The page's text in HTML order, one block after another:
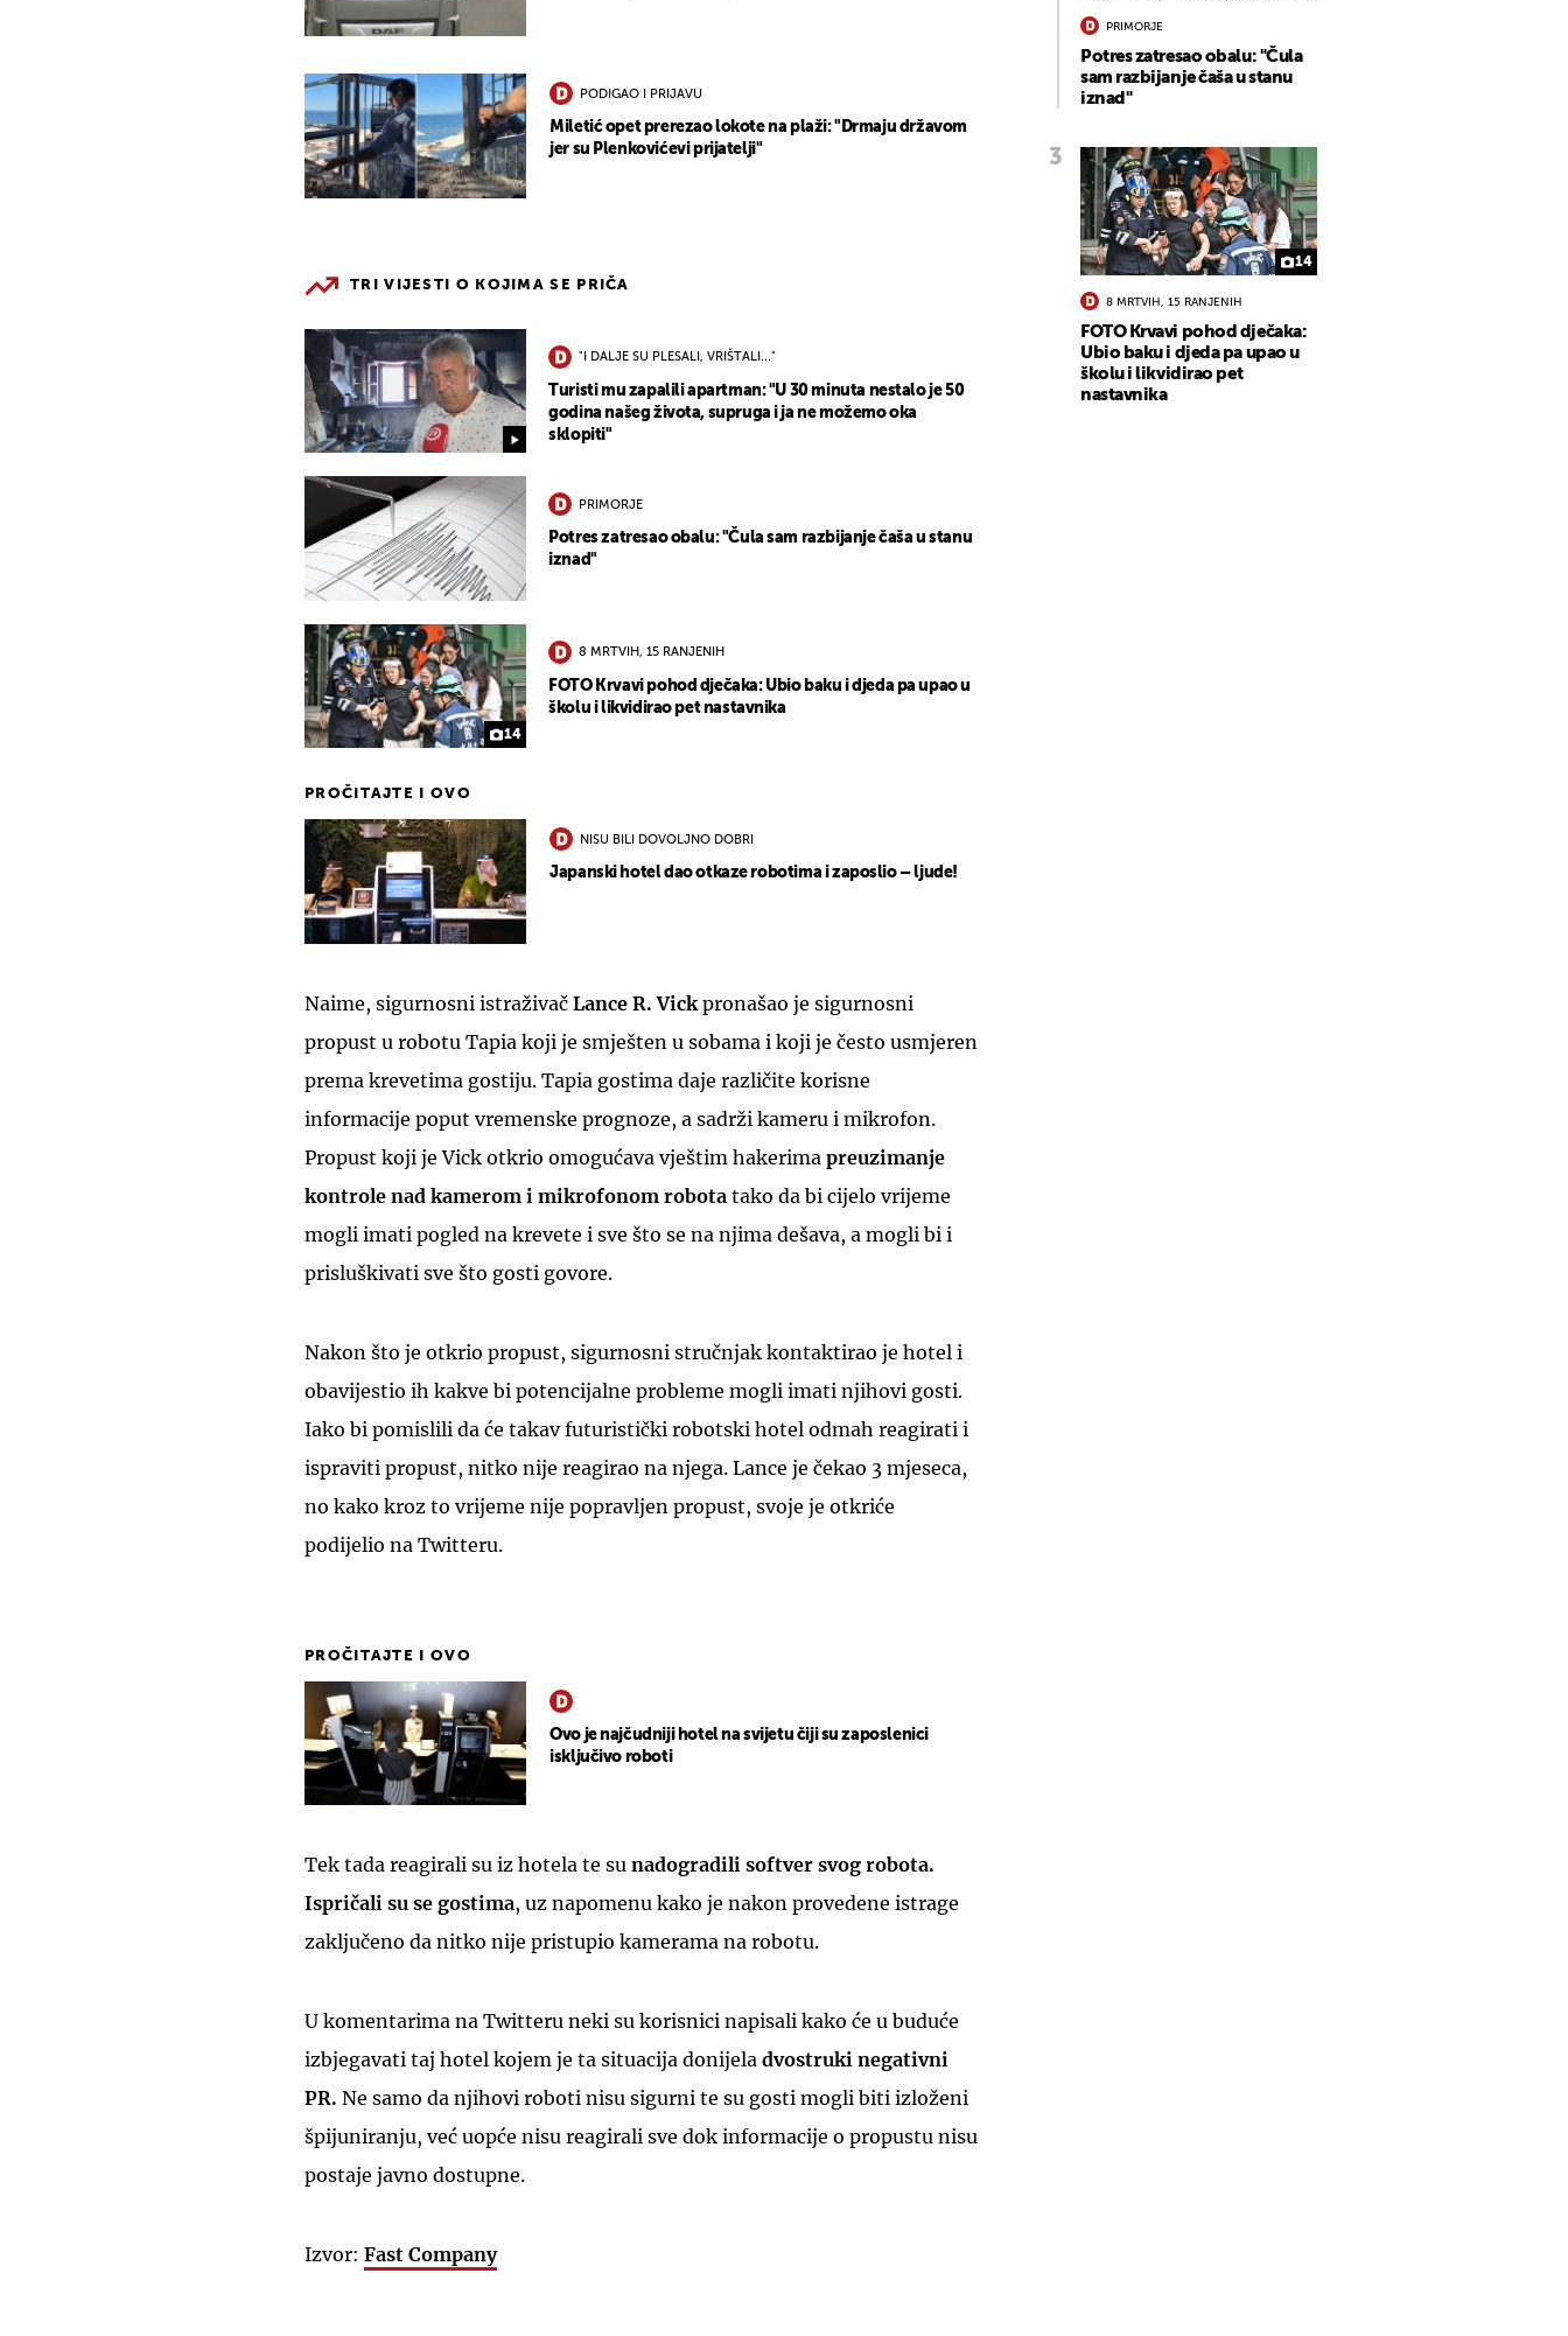
PODIGAO I PRIJAVU
Miletić opet prerezao lokote na plaži: "Drmaju državom
jer su Plenkovićevi prijatelji"
TRI VIJESTI O KOJIMA SE PRIČA
"I DALJE SU PLESALI, VRIŠTALI..."
Turisti mu zapalili apartman: "U 30 minuta nestalo je 50
godina našeg života, supruga i ja ne možemo oka
sklopiti"
PRIMORJE
Potres zatresao obalu: "Čula sam razbijanje čaša u stanu
iznad"
14
8 MRTVIH, 15 RANJENIH
FOTO Krvavi pohod dječaka: Ubio baku i djeda pa upao u
školu i likvidirao pet nastavnika
PROČITAJTE I OVO
NISU BILI DOVOLJNO DOBRI
Japanski hotel dao otkaze robotima i zaposlio – ljude!
Naime, sigurnosni istraživač Lance R. Vick pronašao je sigurnosni
propust u robotu Tapia koji je smješten u sobama i koji je često usmjeren
prema krevetima gostiju. Tapia gostima daje različite korisne
informacije poput vremenske prognoze, a sadrži kameru i mikrofon.
Propust koji je Vick otkrio omogućava vještim hakerima preuzimanje
kontrole nad kamerom i mikrofonom robota tako da bi cijelo vrijeme
mogli imati pogled na krevete i sve što se na njima dešava, a mogli bi i
prisluškivati sve što gosti govore.
Nakon što je otkrio propust, sigurnosni stručnjak kontaktirao je hotel i
obavijestio ih kakve bi potencijalne probleme mogli imati njihovi gosti.
Iako bi pomislili da će takav futuristički robotski hotel odmah reagirati i
ispraviti propust, nitko nije reagirao na njega. Lance je čekao 3 mjeseca,
no kako kroz to vrijeme nije popravljen propust, svoje je otkriće
podijelio na Twitteru.
PROČITAJTE I OVO
Ovo je najčudniji hotel na svijetu čiji su zaposlenici
isključivo roboti
Tek tada reagirali su iz hotela te su nadogradili softver svog robota.
Ispričali su se gostima, uz napomenu kako je nakon provedene istrage
zaključeno da nitko nije pristupio kamerama na robotu.
U komentarima na Twitteru neki su korisnici napisali kako će u buduće
izbjegavati taj hotel kojem je ta situacija donijela dvostruki negativni
PR. Ne samo da njihovi roboti nisu sigurni te su gosti mogli biti izloženi
špijuniranju, već uopće nisu reagirali sve dok informacije o propustu nisu
postaje javno dostupne.
Izvor: Fast Company
PRIMORJE
Potres zatresao obalu: "Čula
sam razbijanje čaša u stanu
iznad"
14
8 MRTVIH, 15 RANJENIH
FOTO Krvavi pohod dječaka:
Ubio baku i djeda pa upao u
školu i likvidirao pet
nastavnika